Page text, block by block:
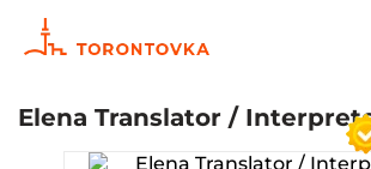
Elena Translator /